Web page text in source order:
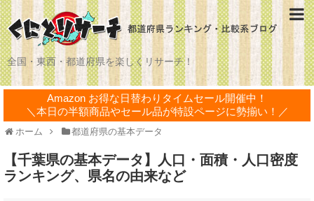
全国・東西・都道府県を楽しくリサーチ！
Amazon お得な日替わりタイムセール開催中！
＼本日の半額商品やセール品が特設ページに勢揃い！／
ホーム 都道府県の基本データ
【千葉県の基本データ】人口・面積・人口密度
ランキング、県名の由来など